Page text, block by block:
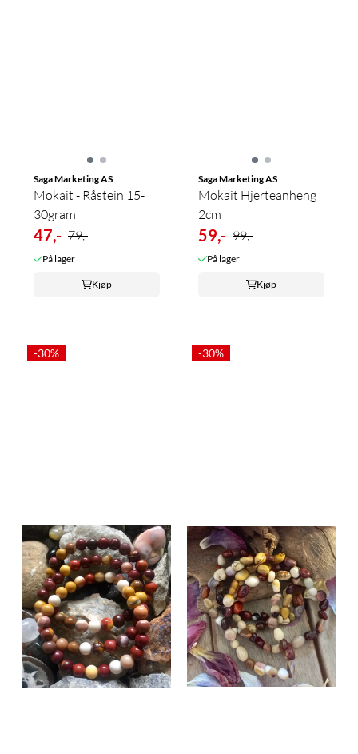
Saga Marketing AS
Mokait - Råstein 15-
30gram
47,- 79,-
På lager
Kjøp
Saga Marketing AS
Mokait Hjerteanheng
2cm
59,- 99,-
På lager
Kjøp
-30% -30%